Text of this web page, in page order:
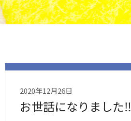
2020年12月26日
お世話になりました‼